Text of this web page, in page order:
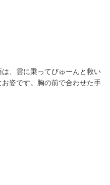
、雲に乗ってびゅーんと救い
姿です。胸の前で合わせた手